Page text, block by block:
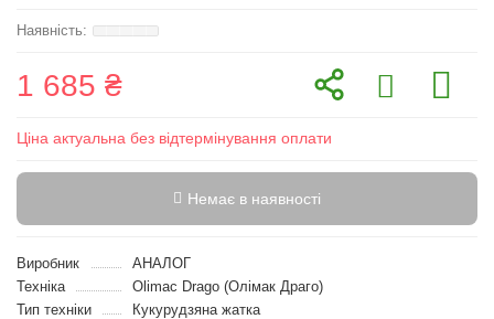
1 685 ₴
Ціна актуальна без відтермінування оплати
Немає в наявності
Виробник
АНАЛОГ
Техніка
Olimac Drago (Олімак Драго)
Тип техніки
Кукурудзяна жатка